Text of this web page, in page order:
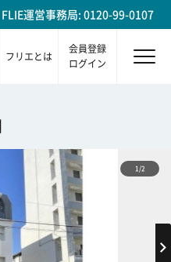
FLIE運営事務局: 0120-99-0107
フリエとは
会員登録
ログイン
1/2